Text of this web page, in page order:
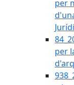
per
per